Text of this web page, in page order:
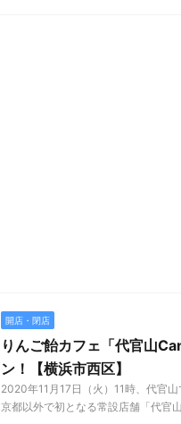
開店・閉店
りんご飴カフェ「代官山
ン！【横浜市西区】
2020年11月17日（火）11時、代官
京都以外で初となる常設店舗「代官